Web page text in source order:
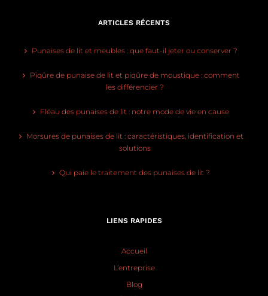
ARTICLES RÉCENTS
Punaises de lit et meubles : que faut-il jeter ou conserver ?
Piqûre de punaise de lit et piqûre de moustique : comment
les différencier ?
Fléau des punaises de lit : notre mode de vie en cause
Morsures de punaises de lit : caractéristiques, identification et
solutions
Qui paie le traitement des punaises de lit ?
LIENS RAPIDES
Accueil
L’entreprise
Blog